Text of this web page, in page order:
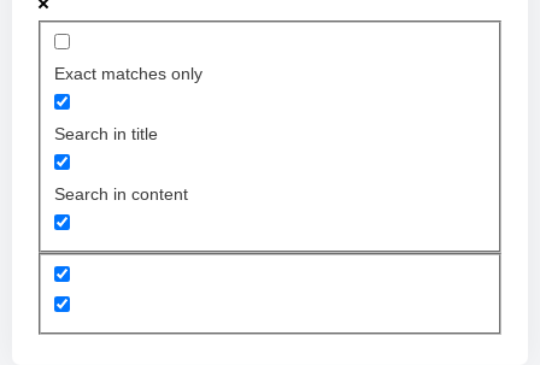
Exact matches only
Search in title
Search in content